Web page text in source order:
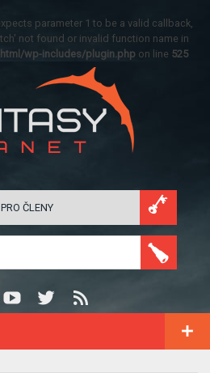
parameter 1 to be a valid callback,
not found or invalid function name in
wp-includes/plugin.php on line 525
ČLENY